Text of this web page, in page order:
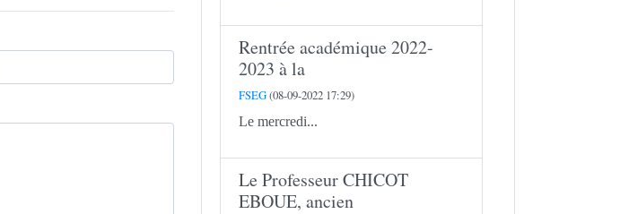
Rentrée académique 2022-
2023 à la
FSEG(08-09-2022 17:29)
Le mercredi...
Le Professeur CHICOT
EBOUE, ancien